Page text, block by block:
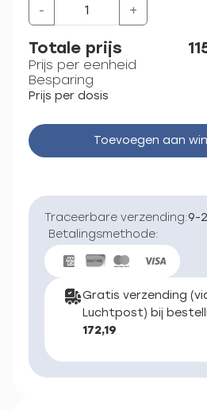
- +
Totale prijs
Prijs per eenheid
Besparing
Prijs per dosis
Toevoegen aan
Traceerbare verzending:9-
Betalingsmethode:
Gratis verzending
Luchtpost) bij
172,19